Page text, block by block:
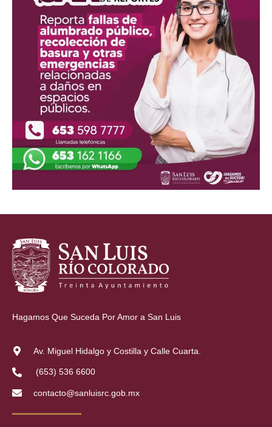
Hagamos Que Suceda Por Amor a San Luis
Av. Miguel Hidalgo y Costilla y Calle Cuarta.
(653) 536 6600
contacto@sanluisrc.gob.mx